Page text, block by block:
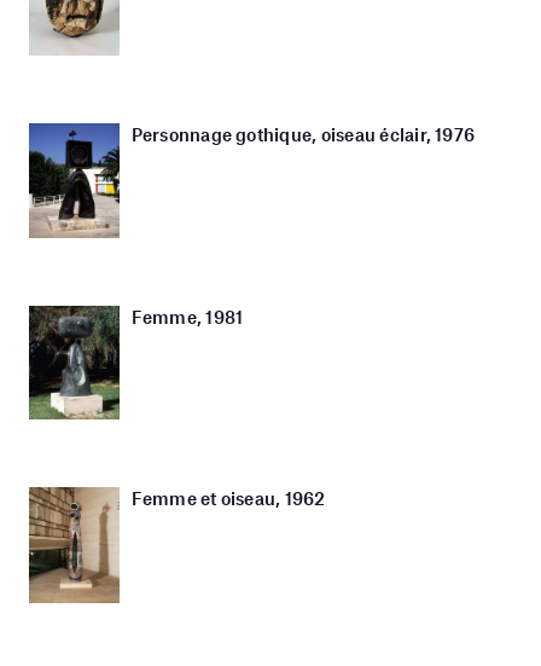
Personnage gothique, oiseau éclair, 1976
Femme, 1981
Femme et oiseau, 1962